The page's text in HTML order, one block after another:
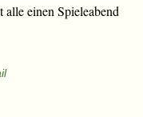
einen Spieleabend